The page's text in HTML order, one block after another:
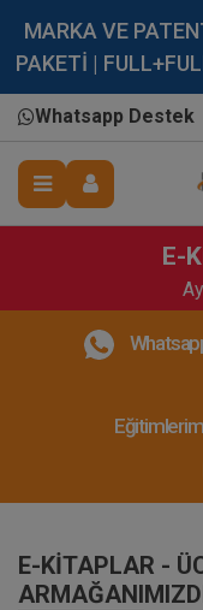
MARKA VE
PAKETİ |
Whatsapp Destek
E-
E-KITAPLAR -